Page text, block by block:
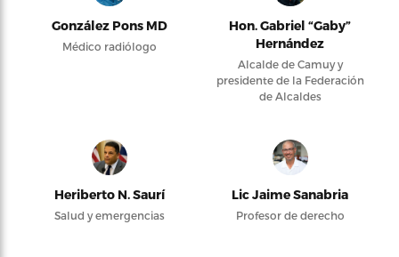
González Pons MD
Médico radiólogo
Hon. Gabriel “Gaby”
Hernández
Alcalde de Camuy y
presidente de la Federación
de Alcaldes
Heriberto N. Saurí
Salud y emergencias
Lic Jaime Sanabria
Profesor de derecho